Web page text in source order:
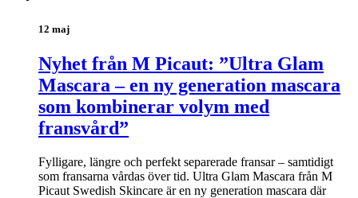
12 maj
Nyhet från M Picaut: ”Ultra Glam
Mascara – en ny generation mascara
som kombinerar volym med
fransvård”
Fylligare, längre och perfekt separerade fransar – samtidigt
som fransarna vårdas över tid. Ultra Glam Mascara från M
Picaut Swedish Skincare är en ny generation mascara där